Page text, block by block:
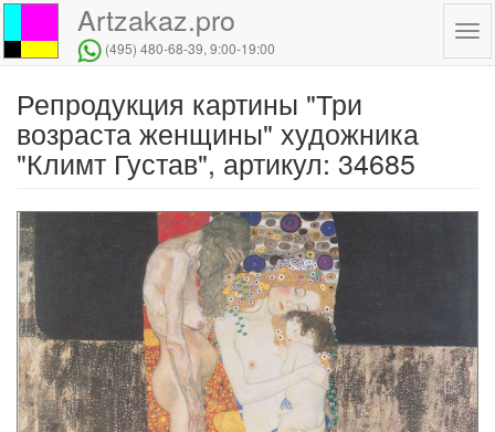
Перейти
основному
содержанию
Artzakaz.pro
(495) 480-68-39, 9:00-19:00
Репродукция картины "Три
возраста женщины" художника
"Климт Густав", артикул: 34685